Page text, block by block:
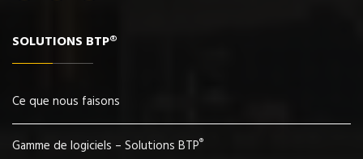
SOLUTIONS BTP®
Ce que nous faisons
Gamme de logiciels – Solutions BTP®